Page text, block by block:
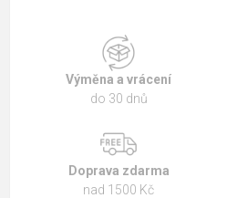
Výměna a vrácení
do 30 dnů
Doprava zdarma
nad 1500 Kč